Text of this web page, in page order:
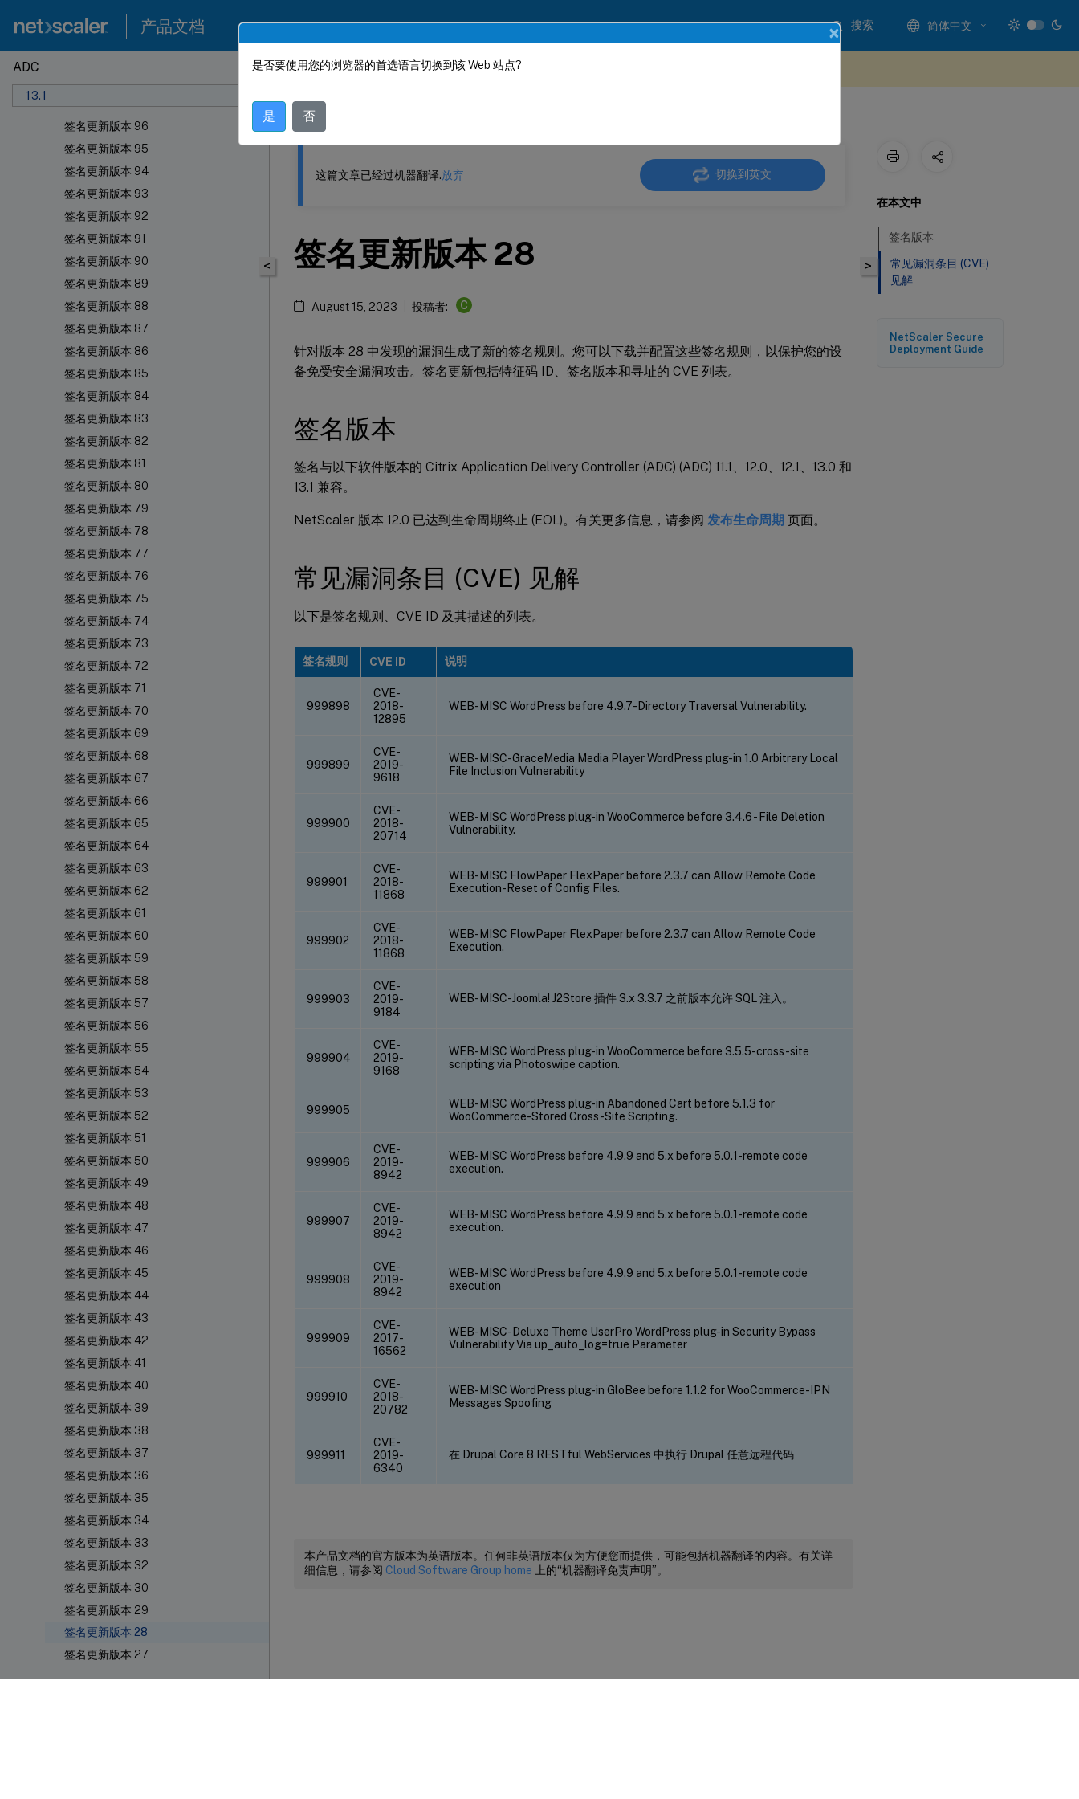
产品文档 搜索 简体中文
ADC
13.1
签名更新版本 101
签名更新版本 100
签名更新版本 97
签名更新版本 96
签名更新版本 95
签名更新版本 94
签名更新版本 93
签名更新版本 92
签名更新版本 91
签名更新版本 90
签名更新版本 89
签名更新版本 88
签名更新版本 87
签名更新版本 86
签名更新版本 85
签名更新版本 84
签名更新版本 83
签名更新版本 82
签名更新版本 81
签名更新版本 80
签名更新版本 79
签名更新版本 78
签名更新版本 77
签名更新版本 76
签名更新版本 75
签名更新版本 74
签名更新版本 73
签名更新版本 72
签名更新版本 71
签名更新版本 70
签名更新版本 69
签名更新版本 68
签名更新版本 67
签名更新版本 66
签名更新版本 65
签名更新版本 64
签名更新版本 63
签名更新版本 62
签名更新版本 61
签名更新版本 60
签名更新版本 59
签名更新版本 58
签名更新版本 57
签名更新版本 56
签名更新版本 55
签名更新版本 54
签名更新版本 53
签名更新版本 52
签名更新版本 51
签名更新版本 50
签名更新版本 49
签名更新版本 48
签名更新版本 47
签名更新版本 46
签名更新版本 45
签名更新版本 44
签名更新版本 43
签名更新版本 42
签名更新版本 41
签名更新版本 40
签名更新版本 39
签名更新版本 38
签名更新版本 37
签名更新版本 36
签名更新版本 35
签名更新版本 34
签名更新版本 33
签名更新版本 32
签名更新版本 30
签名更新版本 29
签名更新版本 28
签名更新版本 27
此内容已经过机器动态翻译。
<
这篇文章已经过机器翻译.放弃 切换到英文
签名更新版本 28
August 15, 2023 投稿者: C
针对版本 28 中发现的漏洞生成了新的签名规则。您可以下载并配置这些签名规则，以保护您的设
备免受安全漏洞攻击。签名更新包括特征码 ID、签名版本和寻址的 CVE 列表。
签名版本
签名与以下软件版本的 Citrix Application Delivery Controller (ADC) (ADC) 11.1、12.0、12.1、13.0 和
13.1 兼容。
NetScaler 版本 12.0 已达到生命周期终止 (EOL)。有关更多信息，请参阅 发布生命周期 页面。
常见漏洞条目 (CVE) 见解
以下是签名规则、CVE ID 及其描述的列表。
签名规则 CVE ID 说明
999898
CVE-
2018-
12895
WEB-MISC WordPress before 4.9.7-Directory Traversal Vulnerability.
999899
CVE-
2019-
9618
WEB-MISC-GraceMedia Media Player WordPress plug-in 1.0 Arbitrary Local
File Inclusion Vulnerability
999900
CVE-
2018-
20714
WEB-MISC WordPress plug-in WooCommerce before 3.4.6 - File Deletion
Vulnerability.
999901
CVE-
2018-
11868
WEB-MISC FlowPaper FlexPaper before 2.3.7 can Allow Remote Code
Execution-Reset of Config Files.
999902
CVE-
2018-
11868
WEB-MISC FlowPaper FlexPaper before 2.3.7 can Allow Remote Code
Execution.
999903
CVE-
2019-
9184
WEB-MISC-Joomla! J2Store 插件 3.x 3.3.7 之前版本允许 SQL 注入。
999904
CVE-
2019-
9168
WEB-MISC WordPress plug-in WooCommerce before 3.5.5-cross-site
scripting via Photoswipe caption.
999905
WEB-MISC WordPress plug-in Abandoned Cart before 5.1.3 for
WooCommerce-Stored Cross-Site Scripting.
999906
CVE-
2019-
8942
WEB-MISC WordPress before 4.9.9 and 5.x before 5.0.1-remote code
execution.
999907
CVE-
2019-
8942
WEB-MISC WordPress before 4.9.9 and 5.x before 5.0.1-remote code
execution.
999908
CVE-
2019-
8942
WEB-MISC WordPress before 4.9.9 and 5.x before 5.0.1-remote code
execution
999909
CVE-
2017-
16562
WEB-MISC-Deluxe Theme UserPro WordPress plug-in Security Bypass
Vulnerability Via up_auto_log=true Parameter
999910
CVE-
2018-
20782
WEB-MISC WordPress plug-in GloBee before 1.1.2 for WooCommerce-IPN
Messages Spoofing
999911
CVE-
2019-
6340
在 Drupal Core 8 RESTful WebServices 中执行 Drupal 任意远程代码
本产品文档的官方版本为英语版本。任何非英语版本仅为方便您而提供，可能包括机器翻译的内容。有关详
细信息，请参阅 Cloud Software Group home 上的“机器翻译免责声明”。
>
在本文中
签名版本
常见漏洞条目 (CVE)
见解
NetScaler Secure
Deployment Guide
×
是否要使用您的浏览器的首选语言切换到该 Web 站点?
是 否